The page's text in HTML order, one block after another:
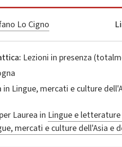
Lo Cigno
Lezioni in presenza
in Lingue, mercati e culture
Laurea in Lingue e
mercati e culture dell'Asia e